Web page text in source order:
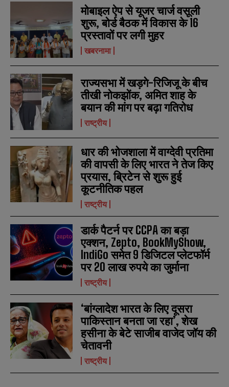
N
a
m
e
*
E
m
a
*
N
u
m
b
e
r
s
SUBMIT
N
a
m
e
*
E
m
a
*
N
u
m
b
e
r
s
SUBMIT
मोबाइल ऐप से यूजर चार्ज वसूली
शुरू, बोर्ड बैठक में विकास के 16
प्रस्तावों पर लगी मुहर
खबरनामा
राज्यसभा में खड़गे-रिजिजू के बीच
तीखी नोकझोंक, अमित शाह के
बयान की मांग पर बढ़ा गतिरोध
राष्ट्रीय
धार की भोजशाला में वाग्देवी प्रतिमा
की वापसी के लिए भारत ने तेज किए
प्रयास, ब्रिटेन से शुरू हुई
कूटनीतिक पहल
राष्ट्रीय
डार्क पैटर्न पर CCPA का बड़ा
एक्शन, Zepto, BookMyShow,
IndiGo समेत 9 डिजिटल प्लेटफॉर्म
पर 20 लाख रुपये का जुर्माना
राष्ट्रीय
‘बांग्लादेश भारत के लिए दूसरा
पाकिस्तान बनता जा रहा’, शेख
हसीना के बेटे साजीब वाजेद जॉय की
चेतावनी
राष्ट्रीय